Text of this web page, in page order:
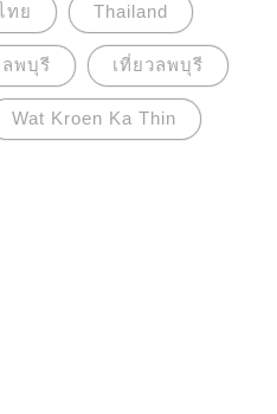
ทย Thailand
พบุรี เที่ยวลพบุรี
Wat Kroen Ka Thin